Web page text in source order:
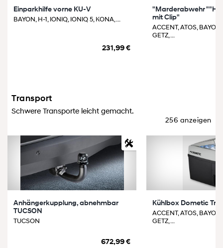
Einparkhilfe vorne KU-V
BAYON, H-1, IONIQ, IONIQ 5, KONA, ...
231,99 €
"Marderabwehr
mit Clip"
ACCENT, ATOS,
GETZ, ...
Transport
Schwere Transporte leicht gemacht.
256 anzeigen
Anhängerkupplung, abnehmbar
TUCSON
TUCSON
672,99 €
Kühlbox Dometic
ACCENT, ATOS,
GETZ, ...